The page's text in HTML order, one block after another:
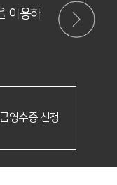
이용하
영수증 신청